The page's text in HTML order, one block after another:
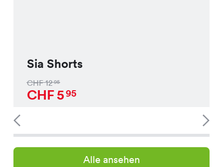
Sia Shorts
CHF1295
CHF595
Alle ansehen